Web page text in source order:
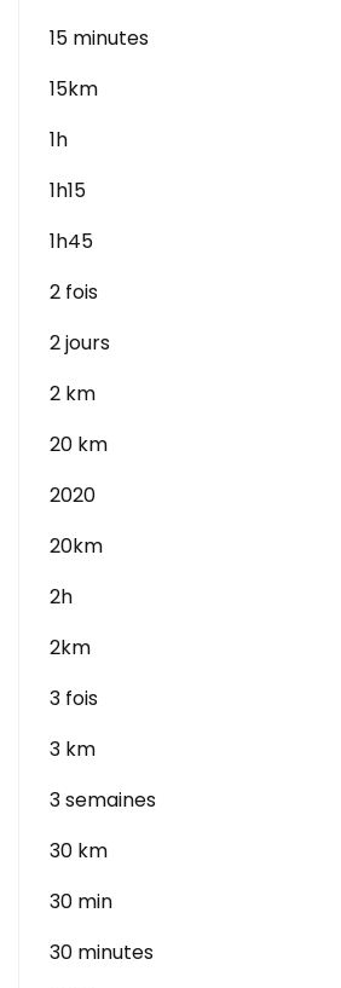
15 minutes
15km
1h
1h15
1h45
2 fois
2 jours
2 km
20 km
2020
20km
2h
2km
3 fois
3 km
3 semaines
30 km
30 min
30 minutes